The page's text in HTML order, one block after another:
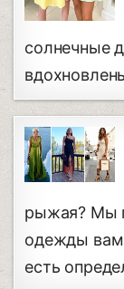
солнечные
рыжая? Мы
одежды вам
есть